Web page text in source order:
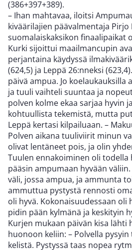
(386+397+389).
– Ihan mahtavaa, iloitsi
kiväärilajien päävalmentaja Pirjo
suomalaiskaksikon finaalipaikat
Kurki sijoittui maailmancupin
perjantaina käydyssä
(624,5) ja Leppä 26:nneksi
päivä ampua. Jo koelaukauksilla
ja tuuli vaihteli suuntaa ja
polven kolme ekaa sarjaa hyvin
kohtuullista tekemistä, mutta
Leppä kertasi kilpailuaan. –
Polven aikana tuuliviirit minun
olivat lentäneet pois, ja olin
Tuulen ennakoiminen oli todella
pääsin ampumaan hyvään
väli, jossa ampua, ja ammunta
ammuttua pystystä rennosti
oli hyvä. Kokonaisuudessaan oli
pidin pään kylmänä ja keskityin
Kurjen mukaan päivän kisa lähti
huonoon keliin: – Polvella
kelistä. Pystyssä taas nopea